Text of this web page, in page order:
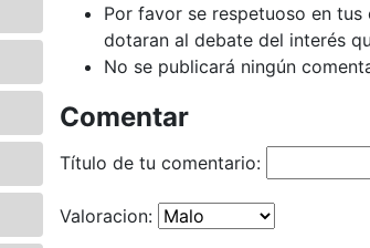
Por favor se respetuoso en
dotaran al debate del interés
No se publicará ningún
Comentar
Título de tu comentario:
Valoracion: